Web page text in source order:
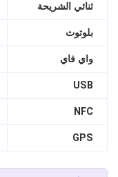
ثنائي الشريحة
بلوتوث
واي فاي
USB
NFC
GPS